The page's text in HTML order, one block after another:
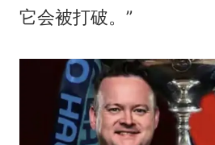
它会被打破。”